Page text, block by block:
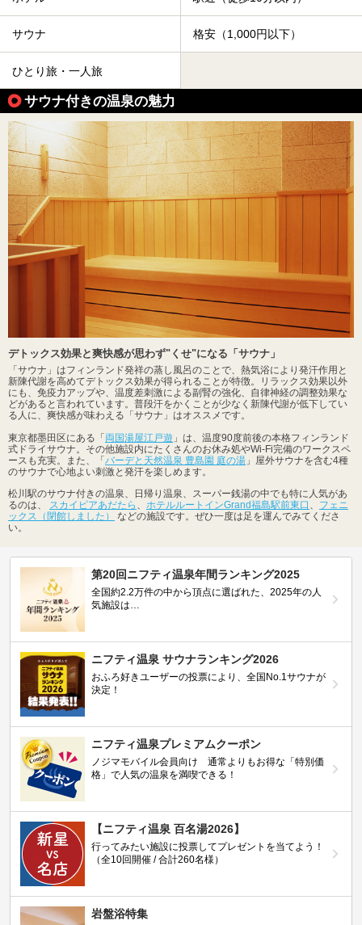
サウナ 格安（1,000円以下）
ひとり旅・一人旅
サウナ付きの温泉の魅力
デトックス効果と爽快感が思わず"くせ"になる「サウナ」
「サウナ」はフィンランド発祥の蒸し風呂のことで、熱気浴により発汗作用と
新陳代謝を高めてデトックス効果が得られることが特徴。リラックス効果以外
にも、免疫力アップや、温度差刺激による副腎の強化、自律神経の調整効果な
どがあると言われています。普段汗をかくことが少なく新陳代謝が低下してい
る人に、爽快感が味わえる「サウナ」はオススメです。
東京都墨田区にある「両国湯屋江戸遊 」は、温度90度前後の本格フィンランド
式ドライサウナ。その他施設内にたくさんのお休み処やWi-Fi完備のワークスペ
ースも充実。また、「バーデと天然温泉 豊島園 庭の湯 」屋外サウナを含む4種
のサウナで心地よい刺激と発汗を楽しめます。
松川駅のサウナ付きの温泉、日帰り温泉、スーパー銭湯の中でも特に人気があ
るのは、 スカイピアあだたら 、 ホテルルートインGrand福島駅前東口 、 フェニ
ックス（閉館しました）
などの施設です。ぜひ一度は足を運んでみてくださ
い。
第20回ニフティ温泉年間ランキング2025
全国約2.2万件の中から頂点に選ばれた、2025年の人
気施設は…
ニフティ温泉 サウナランキング2026
おふろ好きユーザーの投票により、全国No.1サウナが
決定！
ニフティ温泉プレミアムクーポン
ノジマモバイル会員向け 通常よりもお得な「特別価
格」で人気の温泉を満喫できる！
【ニフティ温泉 百名湯2026】
行ってみたい施設に投票してプレゼントを当てよう！
（全10回開催 / 合計260名様）
岩盤浴特集